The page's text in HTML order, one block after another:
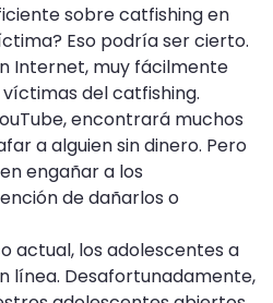
sobre catfishing en
Eso podría ser cierto.
Internet, muy fácilmente
del catfishing.
encontrará muchos
a alguien sin dinero. Pero
engañar a los
de dañarlos o
actual, los adolescentes a
línea. Desafortunadamente,